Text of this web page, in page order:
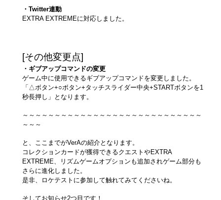
・Twitter連動
EXTRA EXTREMEに対応しました。
[その他変更点]
・ギブアップコマンドの変更
ゲーム中に使用できるギブアップコマンドを変更しました。
「△ボタン+○ボタン+タッチスライダー中央+STARTボタンを1
秒長押し」となります。
～～～～～～～～～～～～～～～～～～～～～～～～～～～～
～～～
と、ここまでがVerAの紹介となります。
コレクションカードが獲得できるクエストやEXTRA
EXTREME、リズムゲームオプションも追加されゲーム部分も
さらに進化しました。
是非、ロケテストに参加して触れてみてくださいね。
そしてお知らせ2つ目です！